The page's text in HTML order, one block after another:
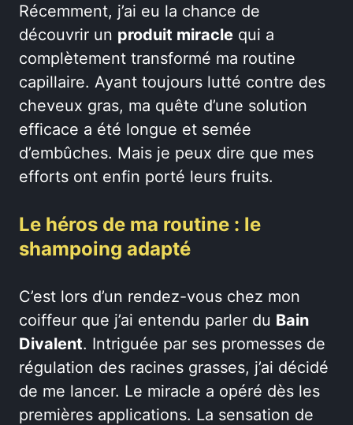
Récemment, j’ai eu la chance de
découvrir un produit miracle qui a
complètement transformé ma routine
capillaire. Ayant toujours lutté contre des
cheveux gras, ma quête d’une solution
efficace a été longue et semée
d’embûches. Mais je peux dire que mes
efforts ont enfin porté leurs fruits.
Le héros de ma routine : le
shampoing adapté
C’est lors d’un rendez-vous chez mon
coiffeur que j’ai entendu parler du Bain
Divalent. Intriguée par ses promesses de
régulation des racines grasses, j’ai décidé
de me lancer. Le miracle a opéré dès les
premières applications. La sensation de